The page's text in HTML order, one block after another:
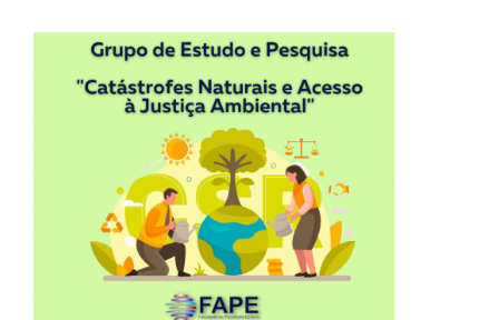
TRABALHE CONOSCO
OUVIDORIA